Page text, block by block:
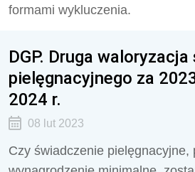
formami wykluczenia.
DGP. Druga
pielęgnacyjnego za
2024 r.
08 lut 2023
Czy świadczenie pielęgnacyjne,